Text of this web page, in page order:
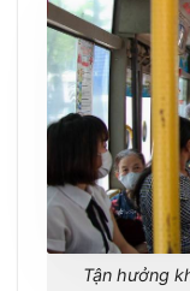
Tận hưởng